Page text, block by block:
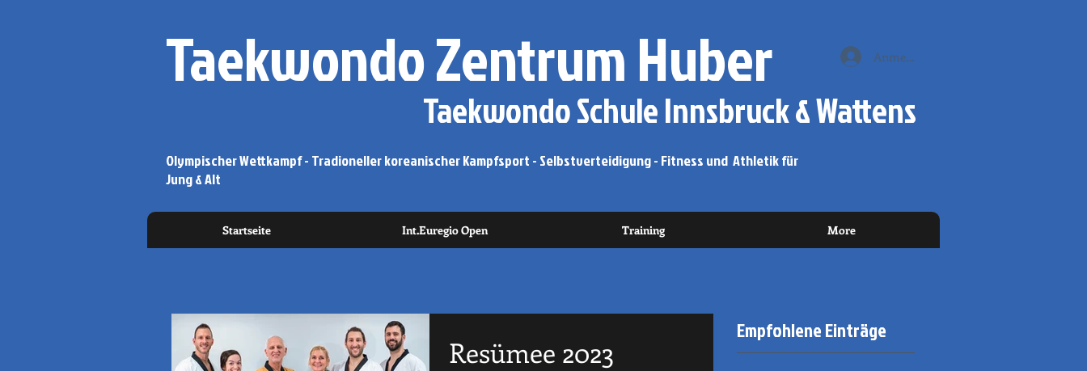
Taekwondo Zentrum Huber
Taekwondo Schule Innsbruck & Wattens
Anmelden
Olympischer Wettkampf - Tradioneller koreanischer Kampfsport - Selbstverteidigung - Fitness und Athletik für
Jung & Alt
Startseite Int.Euregio Open Training More
Resümee 2023
Empfohlene Einträge